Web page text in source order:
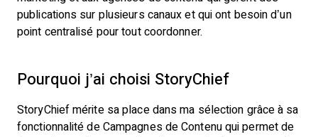
publications sur plusieurs canaux et qui ont besoin d’un
point centralisé pour tout coordonner.
Pourquoi j’ai choisi StoryChief
StoryChief mérite sa place dans ma sélection grâce à sa
fonctionnalité de Campagnes de Contenu qui permet de